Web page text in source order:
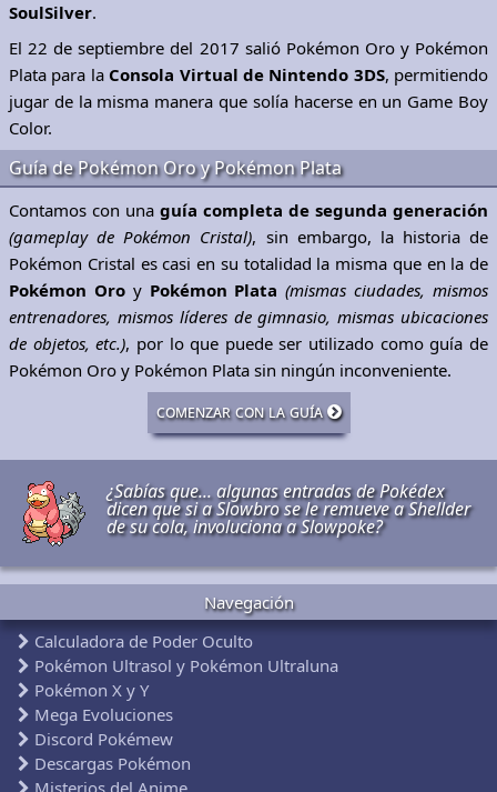
SoulSilver.
El 22 de septiembre del 2017 salió Pokémon Oro y Pokémon
Plata para la Consola Virtual de Nintendo 3DS, permitiendo
jugar de la misma manera que solía hacerse en un Game Boy
Color.
Guía de Pokémon Oro y Pokémon Plata
Contamos con una guía completa de segunda generación
(gameplay de Pokémon Cristal), sin embargo, la historia de
Pokémon Cristal es casi en su totalidad la misma que en la de
Pokémon Oroy Pokémon Plata (mismas ciudades, mismos
entrenadores, mismos líderes de gimnasio, mismas ubicaciones
de objetos, etc.), por lo que puede ser utilizado como guía de
Pokémon Oro y Pokémon Plata sin ningún inconveniente.
comenzar con la guía
¿Sabías que... algunas entradas de Pokédex
dicen que si a Slowbro se le remueve a Shellder
de su cola, involuciona a Slowpoke?
Navegación
Calculadora de Poder Oculto
Pokémon Ultrasol y Pokémon Ultraluna
Pokémon X y Y
Mega Evoluciones
Discord Pokémew
Descargas Pokémon
Misterios del Anime